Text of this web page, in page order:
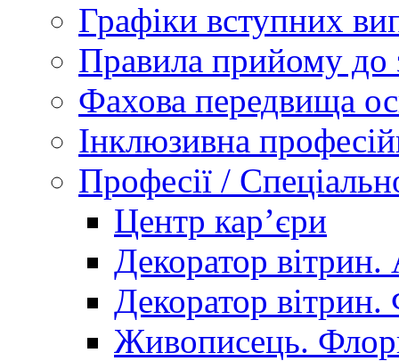
Графіки вступних
Правила прийому до
Фахова передвища
Інклюзивна
Професії /
Центр кар’єри
Декоратор вітрин.
Декоратор вітрин.
Живописець.